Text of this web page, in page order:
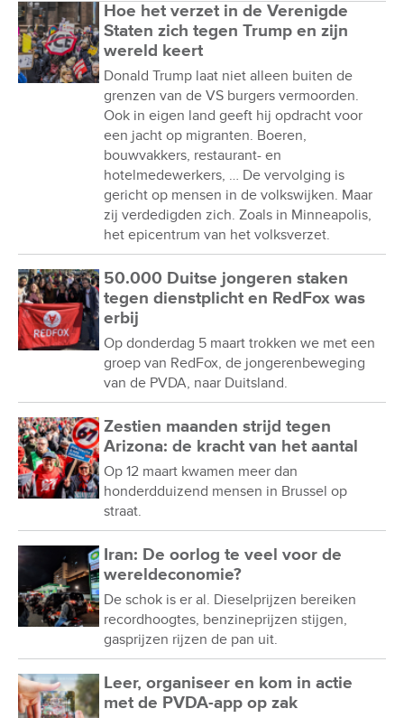
Hoe het verzet in de Verenigde
Staten zich tegen Trump en zijn
wereld keert
Donald Trump laat niet alleen buiten de
grenzen van de VS burgers vermoorden.
Ook in eigen land geeft hij opdracht voor
een jacht op migranten. Boeren,
bouwvakkers, restaurant- en
hotelmedewerkers, … De vervolging is
gericht op mensen in de volkswijken. Maar
zij verdedigden zich. Zoals in Minneapolis,
het epicentrum van het volksverzet.
50.000 Duitse jongeren staken
tegen dienstplicht en RedFox was
erbij
Op donderdag 5 maart trokken we met een
groep van RedFox, de jongerenbeweging
van de PVDA, naar Duitsland.
Zestien maanden strijd tegen
Arizona: de kracht van het aantal
Op 12 maart kwamen meer dan
honderdduizend mensen in Brussel op
straat.
Iran: De oorlog te veel voor de
wereldeconomie?
De schok is er al. Dieselprijzen bereiken
recordhoogtes, benzineprijzen stijgen,
gasprijzen rijzen de pan uit.
Leer, organiseer en kom in actie
met de PVDA-app op zak